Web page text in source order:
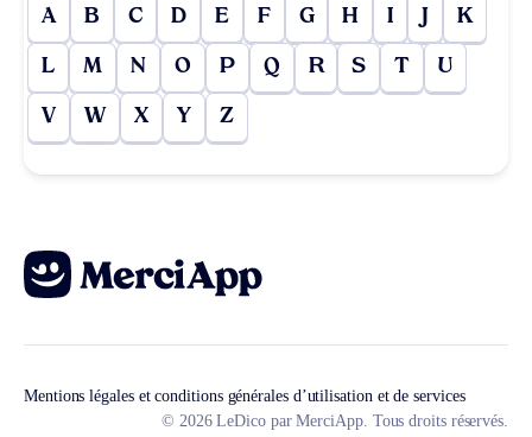
A B C D E F G H I J K
L M N O P Q R S T U
V W X Y Z
Mentions légales et conditions générales d’utilisation et de services
© 2026 LeDico par MerciApp. Tous droits réservés.